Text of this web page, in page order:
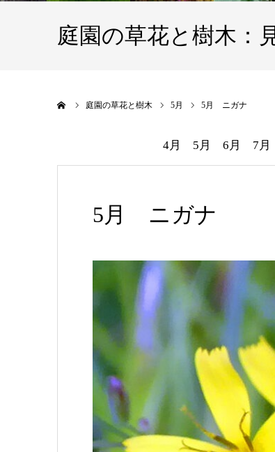
庭園の草花と樹木：
庭園の草花と樹木 5月 5月 ニガナ
4月 5月 6月 7月
5月 ニガナ